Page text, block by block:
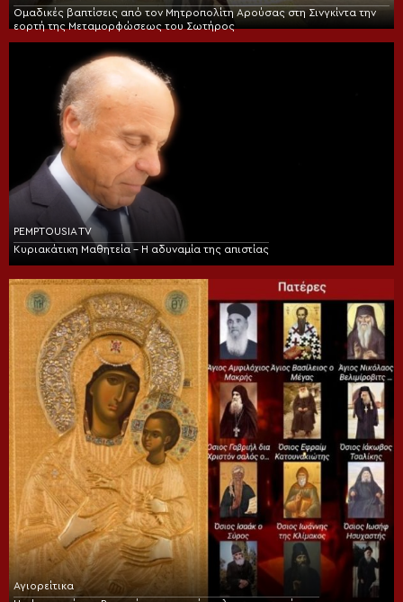
Ομαδικές βαπτίσεις από τον Μητροπολίτη Αρούσας στη Σινγκίντα την
εορτή της Μεταμορφώσεως του Σωτήρος
PEMPTOUSIA TV
Κυριακάτικη Μαθητεία – Η αδυναμία της απιστίας
Αγιορείτικα